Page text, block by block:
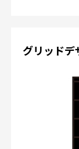
グリッドデ